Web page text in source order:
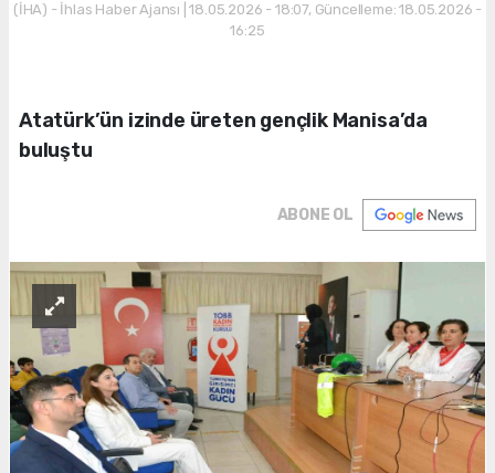
(İHA) - İhlas Haber Ajansı | 18.05.2026 - 18:07, Güncelleme: 18.05.2026 -
16:25
Atatürk’ün izinde üreten gençlik Manisa’da
buluştu
ABONE OL